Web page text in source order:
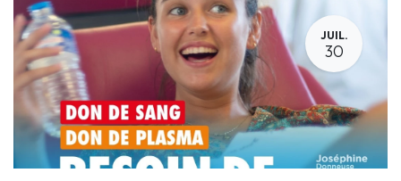
JUIL.
30